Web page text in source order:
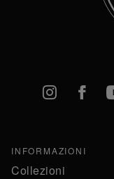
Instagram
INFORMAZIONI
Collezioni